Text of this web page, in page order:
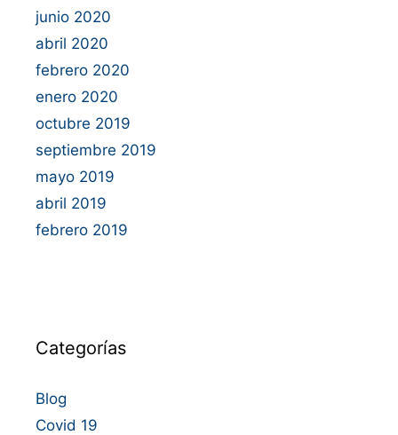
junio 2020
abril 2020
febrero 2020
enero 2020
octubre 2019
septiembre 2019
mayo 2019
abril 2019
febrero 2019
Categorías
Blog
Covid 19